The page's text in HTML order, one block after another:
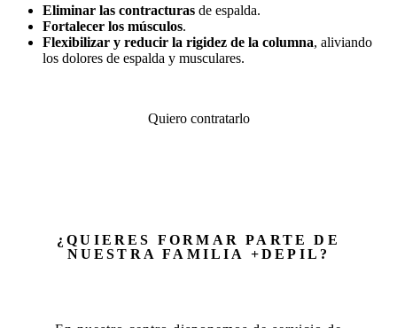
Eliminar las contracturas de espalda.
Fortalecer los músculos.
Flexibilizar y reducir la rigidez de la columna, aliviando
los dolores de espalda y musculares.
Quiero contratarlo
¿QUIERES FORMAR PARTE DE
NUESTRA FAMILIA +DEPIL?